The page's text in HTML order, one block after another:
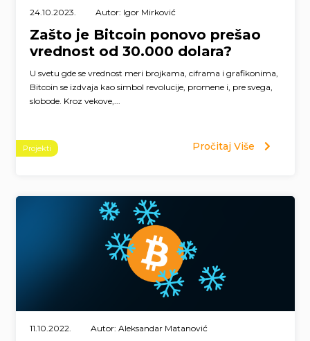
24.10.2023. Autor: Igor Mirković
Zašto je Bitcoin ponovo prešao
vrednost od 30.000 dolara?
U svetu gde se vrednost meri brojkama, ciframa i grafikonima,
Bitcoin se izdvaja kao simbol revolucije, promene i, pre svega,
slobode. Kroz vekove,...
Projekti Pročitaj Više
11.10.2022. Autor: Aleksandar Matanović